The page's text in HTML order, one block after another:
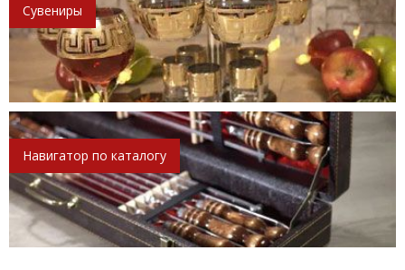
Сувениры
Навигатор по каталогу